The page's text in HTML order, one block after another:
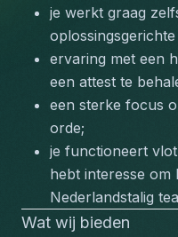
je werkt graag
oplossingsgerichte
ervaring met een
een attest te
een sterke focus
orde;
je functioneert
hebt interesse om
Nederlandstalig
Wat wij bieden